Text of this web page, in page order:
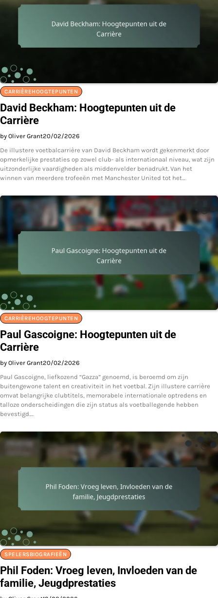
CARRIÈREHOOGTEPUNTEN
David Beckham: Hoogtepunten uit de
Carrière
by Oliver Grant20/02/2026
De illustere voetbalcarrière van David Beckham wordt gekenmerkt door
opmerkelijke prestaties op zowel club- als internationaal niveau, wat zijn
uitzonderlijke vaardigheden als middenvelder benadrukt. Van het
winnen van meerdere trofeeën met Manchester United tot het…
CARRIÈREHOOGTEPUNTEN
Paul Gascoigne: Hoogtepunten uit de
Carrière
by Oliver Grant20/02/2026
Paul Gascoigne, liefkozend “Gazza” genoemd, is beroemd om zijn
buitengewone talent en creativiteit in het voetbal. Zijn illustere carrière
omvat belangrijke clubtitels, memorabele internationale optredens en
talloze onderscheidingen die zijn status als voetballegende hebben
bevestigd.…
SPELERSBIOGRAFIEËN
Phil Foden: Vroeg leven, Invloeden van de
familie, Jeugdprestaties